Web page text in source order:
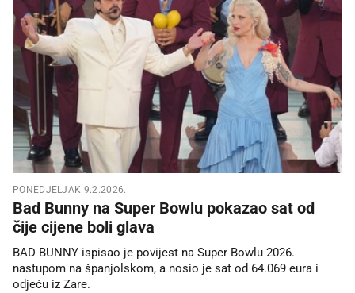
PONEDJELJAK 9.2.2026.
Bad Bunny na Super Bowlu pokazao sat od
čije cijene boli glava
BAD BUNNY ispisao je povijest na Super Bowlu 2026.
nastupom na španjolskom, a nosio je sat od 64.069 eura i
odjeću iz Zare.